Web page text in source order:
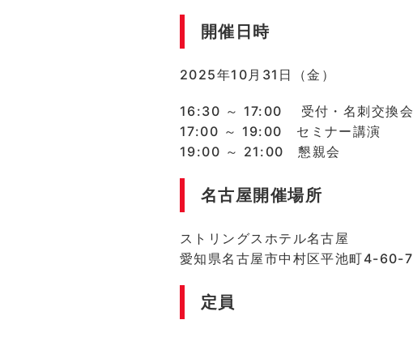
開催日時
2025年10月31日（金）
16:30 ～ 17:00 受付・名刺交換会
17:00 ～ 19:00 セミナー講演
19:00 ～ 21:00 懇親会
名古屋開催場所
ストリングスホテル名古屋
愛知県名古屋市中村区平池町4-60-7
定員